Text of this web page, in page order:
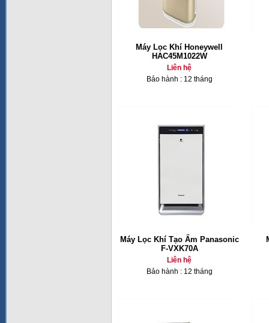
Máy Lọc Khí Honeywell
HAC45M1022W
Liên hệ
Bảo hành : 12 tháng
Máy Lọc Khí Tạo Ẩm Panasonic
F-VXK70A
Liên hệ
Bảo hành : 12 tháng